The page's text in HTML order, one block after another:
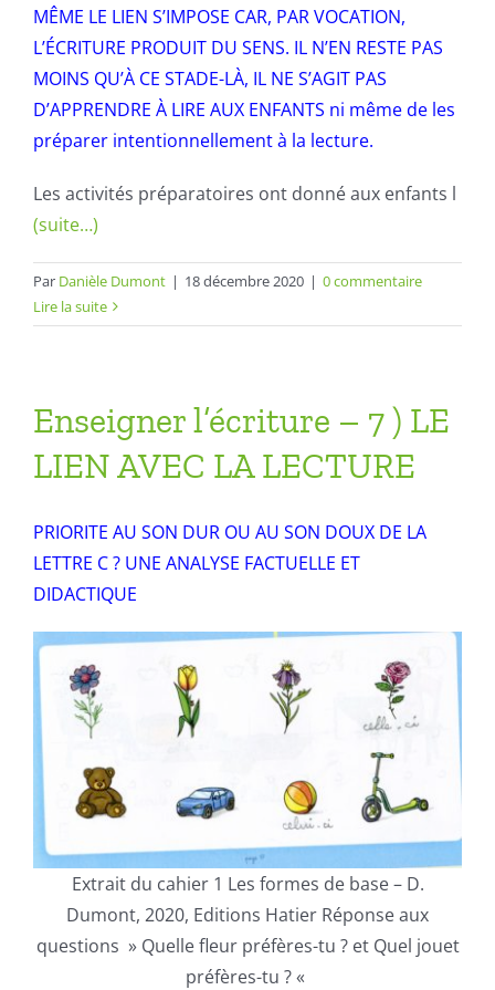
MÊME LE LIEN S’IMPOSE CAR, PAR VOCATION,
L’ÉCRITURE PRODUIT DU SENS. IL N’EN RESTE PAS
MOINS QU’À CE STADE-LÀ, IL NE S’AGIT PAS
D’APPRENDRE À LIRE AUX ENFANTS ni même de les
préparer intentionnellement à la lecture.
Les activités préparatoires ont donné aux enfants l
(suite…)
Par Danièle Dumont | 18 décembre 2020 | 0 commentaire
Lire la suite
Enseigner l’écriture – 7 ) LE
LIEN AVEC LA LECTURE
PRIORITE AU SON DUR OU AU SON DOUX DE LA
LETTRE C ? UNE ANALYSE FACTUELLE ET
DIDACTIQUE
Extrait du cahier 1 Les formes de base – D.
Dumont, 2020, Editions Hatier Réponse aux
questions » Quelle fleur préfères-tu ? et Quel jouet
préfères-tu ? «